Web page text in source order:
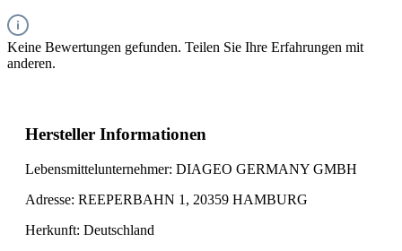
Keine Bewertungen gefunden. Teilen Sie Ihre Erfahrungen mit
anderen.
Hersteller Informationen
Lebensmittelunternehmer: DIAGEO GERMANY GMBH
Adresse: REEPERBAHN 1, 20359 HAMBURG
Herkunft: Deutschland